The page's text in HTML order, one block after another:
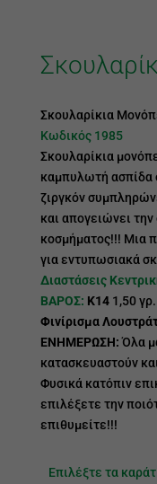
Σκουλαρίκια
Κωδικός 1985
Σκουλαρίκια
καμπυλωτή ασπίδα
ζιργκόν
και απογειώνει
κοσμήματος!!! Μια
για εντυπωσιακά
Διαστάσεις
ΒΑΡΟΣ: Κ141,50
Φινίρισμα
ΕΝΗΜΕΡΩΣΗ:Όλα
κατασκευαστούν
Φυσικά κατόπιν
επιλέξετε την
επιθυμείτε!!!
Επιλέξτε τα